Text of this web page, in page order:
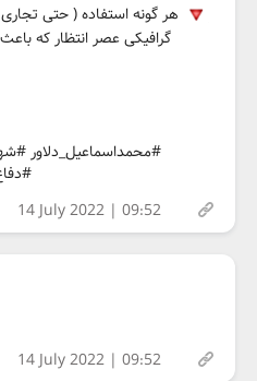
هر گونه استفاده ( حتی
گرافیکی عصر انتظار که
#محمداسماعیل_دلاور
14 July 2022 | 09:52
14 July 2022 | 09:52